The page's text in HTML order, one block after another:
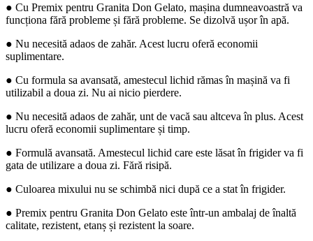
● Cu Premix pentru Granita Don Gelato, mașina dumneavoastră va
funcționa fără probleme și fără probleme. Se dizolvă ușor în apă.
● Nu necesită adaos de zahăr. Acest lucru oferă economii
suplimentare.
● Cu formula sa avansată, amestecul lichid rămas în mașină va fi
utilizabil a doua zi. Nu ai nicio pierdere.
● Nu necesită adaos de zahăr, unt de vacă sau altceva în plus. Acest
lucru oferă economii suplimentare și timp.
● Formulă avansată. Amestecul lichid care este lăsat în frigider va fi
gata de utilizare a doua zi. Fără risipă.
● Culoarea mixului nu se schimbă nici după ce a stat în frigider.
● Premix pentru Granita Don Gelato este într-un ambalaj de înaltă
calitate, rezistent, etanș și rezistent la soare.